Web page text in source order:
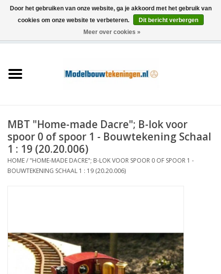
Schepen
Houtbouw
Scenery
Tijdschriften
Nieuwe tekeningen
MBT "Home-made Dacre"; B-lok voor
spoor 0 of spoor 1 - Bouwtekening Schaal
1 : 19 (20.20.006)
HOME/ "HOME-MADE DACRE"; B-LOK VOOR SPOOR 0 OF SPOOR 1 -
BOUWTEKENING SCHAAL 1 : 19 (20.20.006)
Door het gebruiken van onze website, ga je akkoord met het gebruik van
cookies om onze website te verbeteren.
Dit bericht verbergen
Meer over cookies »